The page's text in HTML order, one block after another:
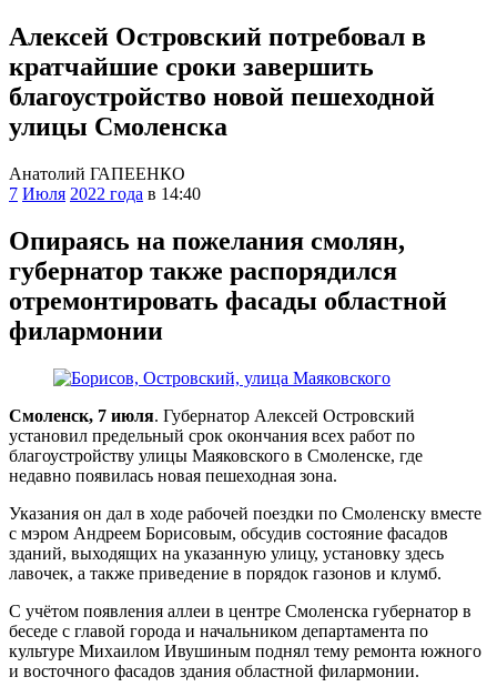
Алексей Островский потребовал в
кратчайшие сроки завершить
благоустройство новой пешеходной
улицы Смоленска
Анатолий ГАПЕЕНКО
7 Июля 2022 года в 14:40
Опираясь на пожелания смолян,
губернатор также распорядился
отремонтировать фасады областной
филармонии
Смоленск, 7 июля. Губернатор Алексей Островский
установил предельный срок окончания всех работ по
благоустройству улицы Маяковского в Смоленске, где
недавно появилась новая пешеходная зона.
Указания он дал в ходе рабочей поездки по Смоленску вместе
с мэром Андреем Борисовым, обсудив состояние фасадов
зданий, выходящих на указанную улицу, установку здесь
лавочек, а также приведение в порядок газонов и клумб.
С учётом появления аллеи в центре Смоленска губернатор в
беседе с главой города и начальником департамента по
культуре Михаилом Ивушиным поднял тему ремонта южного
и восточного фасадов здания областной филармонии.